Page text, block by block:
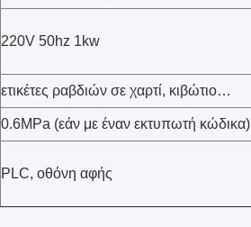
220V 50hz 1kw
ετικέτες ραβδιών σε χαρτί, κιβώτιο…
0.6MPa (εάν με έναν εκτυπωτή κώδικα)
PLC, οθόνη αφής